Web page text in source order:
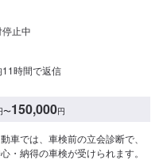
止中
11時間で返信
〜150,000円
車では、車検前の立会診断で、
・納得の車検が受けられます。